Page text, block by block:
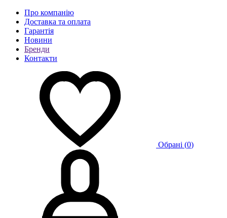
Про компанію
Доставка та оплата
Гарантія
Новини
Бренди
Контакти
Обрані (0)